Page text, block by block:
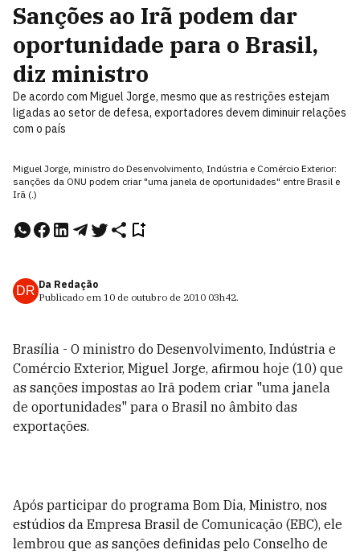
Sanções ao Irã podem dar
oportunidade para o Brasil,
diz ministro
De acordo com Miguel Jorge, mesmo que as restrições estejam
ligadas ao setor de defesa, exportadores devem diminuir relações
com o país
Miguel Jorge, ministro do Desenvolvimento, Indústria e Comércio Exterior:
sanções da ONU podem criar "uma janela de oportunidades" entre Brasil e
Irã (.)
DR Da Redação
Publicado em 10 de outubro de 2010 03h42.
Brasília - O ministro do Desenvolvimento, Indústria e
Comércio Exterior, Miguel Jorge, afirmou hoje (10) que
as sanções impostas ao Irã podem criar "uma janela
de oportunidades" para o Brasil no âmbito das
exportações.
Após participar do programa Bom Dia, Ministro, nos
estúdios da Empresa Brasil de Comunicação (EBC), ele
lembrou que as sanções definidas pelo Conselho de